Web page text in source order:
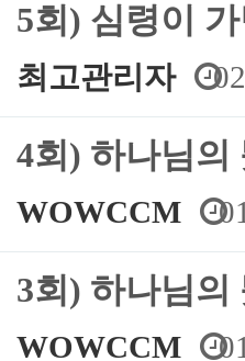
5회) 심령이
최고관리자
4회) 하나님의
WOWCCM
3회) 하나님의
WOWCCM